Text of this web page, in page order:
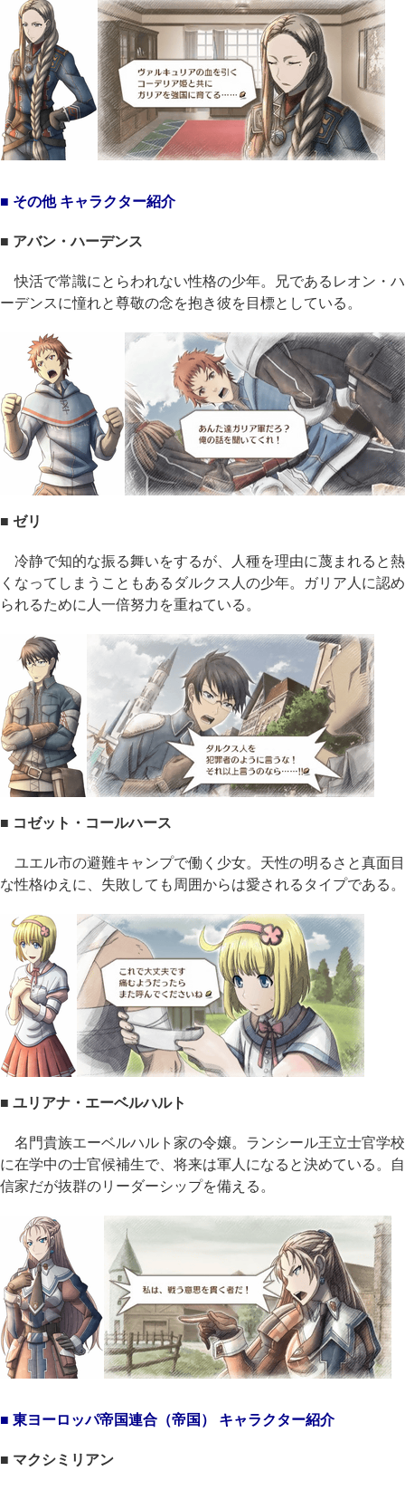
■ その他 キャラクター紹介
■ アバン・ハーデンス
快活で常識にとらわれない性格の少年。兄であるレオン・ハ
ーデンスに憧れと尊敬の念を抱き彼を目標としている。
■ ゼリ
冷静で知的な振る舞いをするが、人種を理由に蔑まれると熱
くなってしまうこともあるダルクス人の少年。ガリア人に認め
られるために人一倍努力を重ねている。
■ コゼット・コールハース
ユエル市の避難キャンプで働く少女。天性の明るさと真面目
な性格ゆえに、失敗しても周囲からは愛されるタイプである。
■ ユリアナ・エーベルハルト
名門貴族エーベルハルト家の令嬢。ランシール王立士官学校
に在学中の士官候補生で、将来は軍人になると決めている。自
信家だが抜群のリーダーシップを備える。
■ 東ヨーロッパ帝国連合（帝国） キャラクター紹介
■ マクシミリアン